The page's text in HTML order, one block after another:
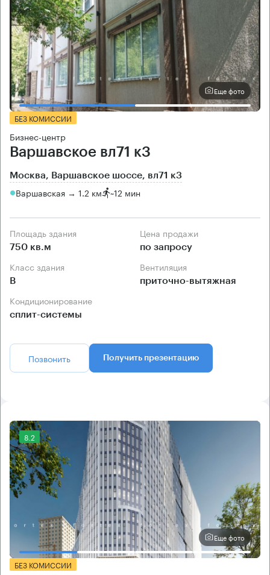
Еще фото
БЕЗ КОМИССИИ
Бизнес-центр
Варшавское вл71 к3
Москва, Варшавское шоссе, вл71 к3
Варшавская → 1.2 км ~12 мин
Площадь здания
750 кв.м
Цена продажи
по запросу
Класс здания
B
Вентиляция
приточно-вытяжная
Кондиционирование
сплит-системы
Позвонить Получить презентацию
8.2
Еще фото
БЕЗ КОМИССИИ